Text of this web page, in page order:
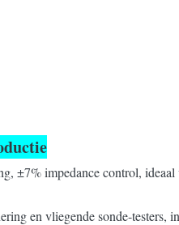
±7% impedance control,
en vliegende sonde-testers,